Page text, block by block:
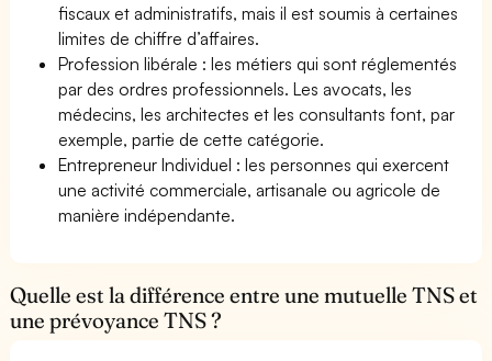
fiscaux et administratifs, mais il est soumis à certaines
limites de chiffre d’affaires.
Profession libérale : les métiers qui sont réglementés
par des ordres professionnels. Les avocats, les
médecins, les architectes et les consultants font, par
exemple, partie de cette catégorie.
Entrepreneur Individuel : les personnes qui exercent
une activité commerciale, artisanale ou agricole de
manière indépendante.
Quelle est la différence entre une mutuelle TNS et
une prévoyance TNS ?